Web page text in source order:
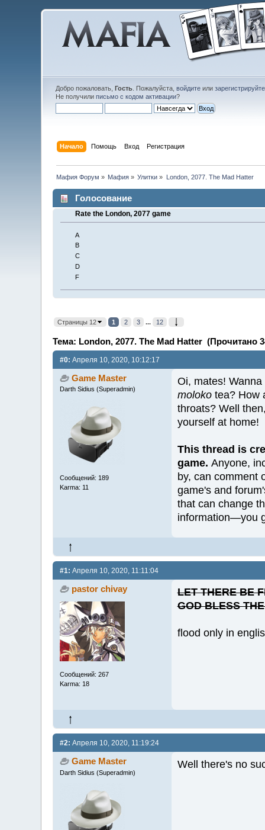
Добро пожаловать, Гость. Пожалуйста, войдитеили
Не получили письмо с кодом активации?
Начало Помощь Вход Регистрация
Мафия Форум » Мафия » Улитки » London, 2077. The Mad Hatter
Голосование
Rate the London, 2077 game
A
B
C
D
F
Страницы 12 1 2 3 ... 12
Тема: London, 2077. The Mad Hatter (Прочитано
#0: Апреля 10, 2020, 10:12:17
Game Master
Darth Sidius (Superadmin)
Сообщений: 189
Karma: 11
Oi, mates!
moloko tea? How
throats? Well
yourself at home!
This thread is
game. Anyone,
by, can comment
game's and
that can change
information—you
#1: Апреля 10, 2020, 11:11:04
pastor chivay
Сообщений: 267
Karma: 18
LET THERE BE
GOD BLESS
flood only in
#2: Апреля 10, 2020, 11:19:24
Game Master
Darth Sidius (Superadmin)
Well there's no